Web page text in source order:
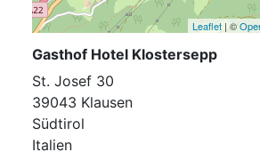
Leaflet | ©
Gasthof Hotel Klostersepp
St. Josef 30
39043 Klausen
Südtirol
Italien